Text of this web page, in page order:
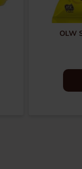
OLW